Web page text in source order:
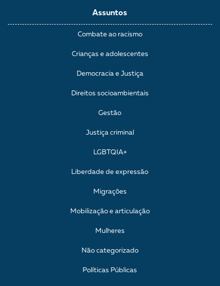
Assuntos
Combate ao racismo
Crianças e adolescentes
Democracia e Justiça
Direitos socioambientais
Gestão
Justiça criminal
LGBTQIA+
Liberdade de expressão
Migrações
Mobilização e articulação
Mulheres
Não categorizado
Políticas Públicas